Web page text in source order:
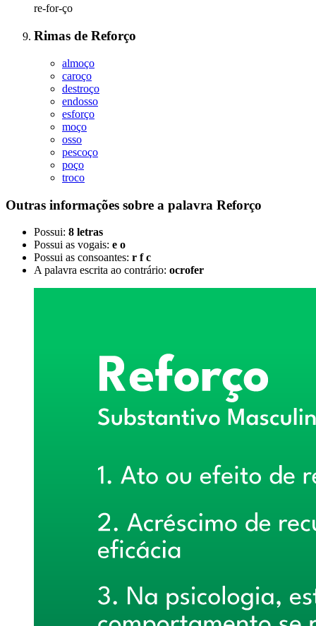
re-for-ço
Rimas de Reforço
almoço
caroço
destroço
endosso
esforço
moço
osso
pescoço
poço
troco
Outras informações sobre a palavra Reforço
Possui: 8 letras
Possui as vogais: e o
Possui as consoantes: r f c
A palavra escrita ao contrário: ocrofer